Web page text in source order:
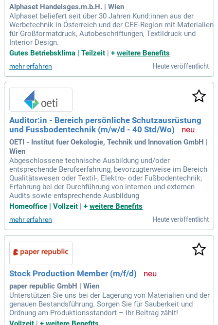
Alphaset Handelsges.m.b.H. | Wien
Alphaset beliefert seit über 30 Jahren Kund:innen aus der
Werbetechnik in Österreich und der CEE-Region mit Materialien
für Großformatdruck, Autobeschriftungen, Textildruck und
Interior Design.
Gutes Betriebsklima | Teilzeit | + weitere Benefits
mehr erfahren Heute veröffentlicht
Auditor:in - Bereich persönliche Schutzausrüstung
und Fussbodentechnik (m/w/d - 40 Std/Wo)
OETI - Institut fuer Oekologie, Technik und Innovation GmbH |
Wien
Abgeschlossene technische Ausbildung und/oder
entsprechende Berufserfahrung, bevorzugterweise im Bereich
Qualitätswesen oder Textil-, Elektro- oder Fußbodentechnik;
Erfahrung bei der Durchführung von internen und externen
Audits sowie entsprechende Ausbildung
Homeoffice | Vollzeit | + weitere Benefits
mehr erfahren Heute veröffentlicht
Stock Production Member (m/f/d)
paper republic GmbH | Wien
Unterstützen Sie uns bei der Lagerung von Materialien und der
genauen Bestandsführung. Sorgen Sie für Sauberkeit und
Ordnung am Produktionsstandort – Ihr Beitrag zählt!